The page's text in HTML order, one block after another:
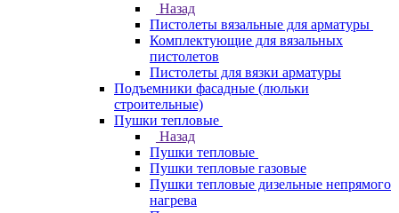
Назад
Пистолеты вязальные для арматуры
Комплектующие для вязальных
пистолетов
Пистолеты для вязки арматуры
Подъемники фасадные (люльки
строительные)
Пушки тепловые
Назад
Пушки тепловые
Пушки тепловые газовые
Пушки тепловые дизельные непрямого
нагрева